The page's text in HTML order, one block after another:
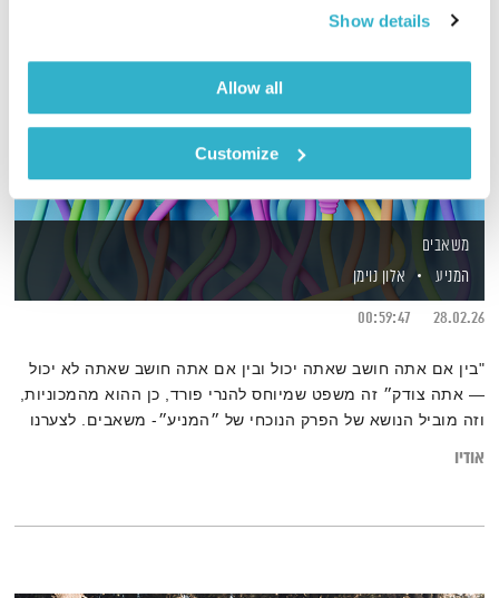
Show details
Allow all
Customize
משאבים
המניע
אלון נוימן
28.02.26
00:59:47
"בין אם אתה חושב שאתה יכול ובין אם אתה חושב שאתה לא יכול
— אתה צודק״ זה משפט שמיוחס להנרי פורד, כן ההוא מהמכוניות,
וזה מוביל הנושא של הפרק הנוכחי של ״המניע״- משאבים. לצערנו
להצטרף לאלון נוימן ולחברים והפעם גם אל המטפל והמורה
אודיו